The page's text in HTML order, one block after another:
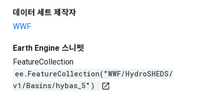
데이터 세트 제작자
WWF
Earth Engine 스니펫
FeatureCollection
ee.FeatureCollection("WWF/HydroSHEDS/
v1/Basins/hybas_5")
open_in_new